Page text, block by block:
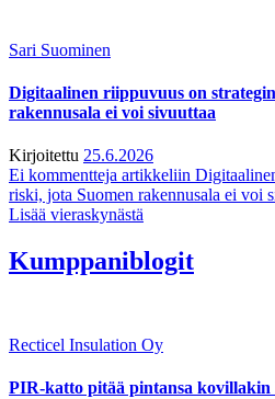
Sari Suominen
Digitaalinen riippuvuus on
rakennusala ei voi sivuuttaa
Kirjoitettu 25.6.2026
Ei kommentteja artikkeliin
riski, jota Suomen rakennusala ei voi
Lisää vieraskynästä
Kumppaniblogit
Recticel Insulation Oy
PIR-katto pitää pintansa kovillakin